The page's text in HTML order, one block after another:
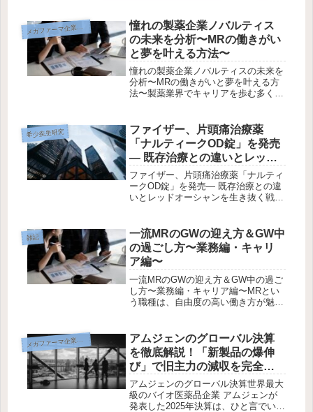
メ
ガファーマ企業研究
憧れの製薬企業ノバルティス
の未来を分析〜MRの働きがい
と夢を叶える方法〜
憧れの製薬企業ノバルティスの未来を
分析〜MRの働きがいと夢を叶える方
法〜製薬業界でキャリアを歩む多くの
出し、グローバルに展開する同社は、
業界内外から注目を集め続けていま
す。...
希少疾患研究
ファイザー、片頭痛治療薬
「ナルティークOD錠」を発売
― 既存治療との違いとレッド
オーシャンを生き抜く戦略 ―
ファイザー、片頭痛治療薬「ナルティ
ークOD錠」を発売― 既存治療との違
いとレッドオーシャンを生き抜く戦略
クOD錠75mg（一般名：リメゲパント
硫酸塩水和物）」 を国内...
雑記
一流MRのGWの迎え方＆GW中
の過ごし方〜業務編・キャリ
ア編〜
一流MRのGWの迎え方＆GW中の過ご
し方〜業務編・キャリア編〜MRとい
う職種は、自由度の高い働き方が魅力
信頼構築に努める一流MRにとって、
ゴールデンウィーク（GW）はただ
の...
メ
ガファーマ企業研究
アムジェンのグローバル決算
を徹底解説！「新製品の爆伸
び」で旧主力の減収を完全吸
収する最強バイオ企業
アムジェンのグローバル決算世界最大
級のバイオ医薬品企業 アムジェンが
発表した2025年決算は、ひと言でいえ